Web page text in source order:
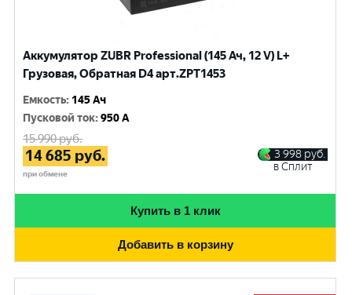
Аккумулятор ZUBR Professional (145 Ач, 12 V) L+
Грузовая, Обратная D4 арт.ZPT1453
Емкость: 145 Ач
Пусковой ток:950 A
15 990руб.
14 685 руб.
при обмене
3 998 руб.
в Сплит
Купить в 1 клик
Добавить в корзину